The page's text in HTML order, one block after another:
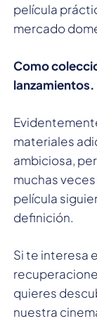
película
mercado
Como
lanzamientos.
materiales
ambiciosa,
muchas
película
definición.
Si te interesa
quieres
nuestra